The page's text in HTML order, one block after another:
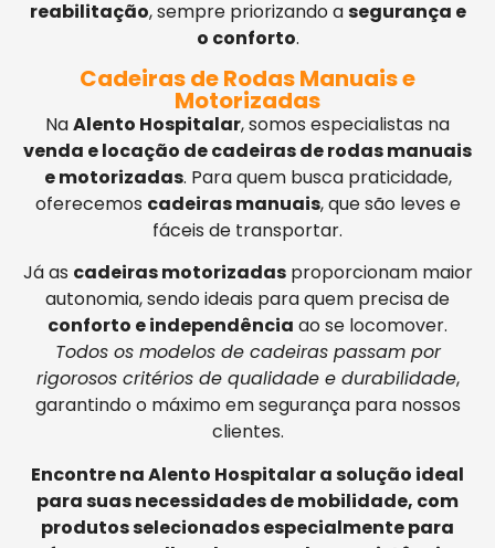
reabilitação, sempre priorizando asegurança e
o conforto.
Cadeiras de Rodas Manuais e
Motorizadas
NaAlento Hospitalar, somos especialistas na
venda e locação de cadeiras de rodas manuais
e motorizadas. Para quem busca praticidade,
oferecemos cadeiras manuais, que são leves e
fáceis de transportar.
Já as cadeiras motorizadasproporcionam maior
autonomia, sendo ideais para quem precisa de
conforto e independência ao se locomover.
Todos os modelos de cadeiras passam por
rigorosos critérios de qualidade e durabilidade,
garantindo o máximo em segurança para nossos
clientes.
Encontre na Alento Hospitalar a solução ideal
para suas necessidades de mobilidade, com
produtos selecionados especialmente para